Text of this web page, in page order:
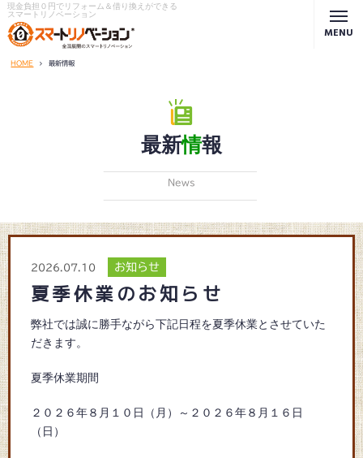
現金負担０円でリフォーム＆借り換えができる
スマートリノベーション
MENU
HOME 最新情報
最新情報
News
2026.07.10 お知らせ
夏季休業のお知らせ
弊社では誠に勝手ながら下記日程を夏季休業とさせていた
だきます。
夏季休業期間
２０２６年８月１０日（月）～２０２６年８月１６日
（日）